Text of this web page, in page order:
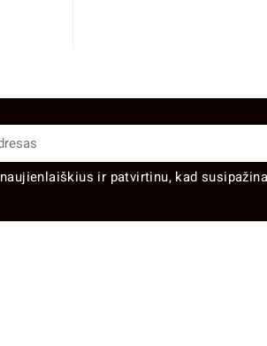
ir patvirtinu, kad